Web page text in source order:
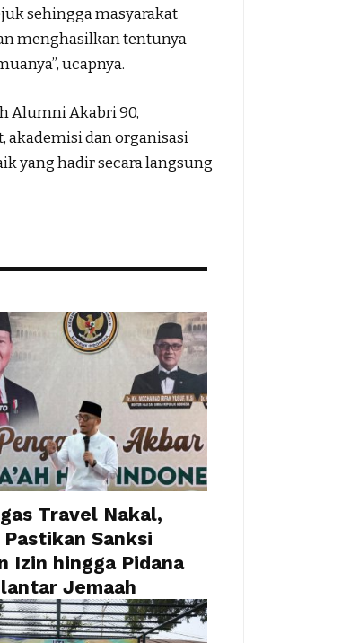
sehingga masyarakat
menghasilkan tentunya
ucapnya.
Alumni Akabri 90,
akademisi dan organisasi
yang hadir secara langsung
Travel Nakal,
Pastikan Sanksi
Izin hingga Pidana
Jemaah